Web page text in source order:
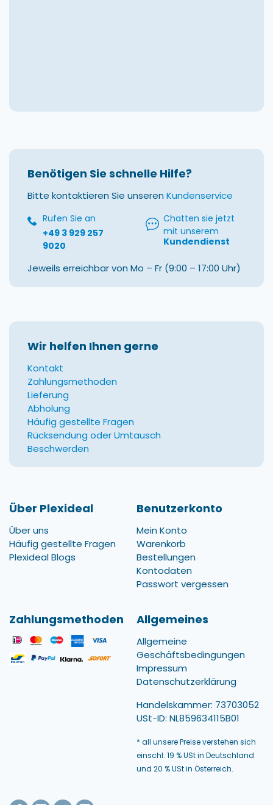
Benötigen Sie schnelle Hilfe?
Bitte kontaktieren Sie unseren Kundenservice
Rufen Sie an
+49 3 929 257
9020
Chatten sie jetzt
mit unserem
Kundendienst
Jeweils erreichbar von Mo – Fr (9:00 – 17:00 Uhr)
Wir helfen Ihnen gerne
Kontakt
Zahlungsmethoden
Lieferung
Abholung
Häufig gestellte Fragen
Rücksendung oder Umtausch
Beschwerden
Über Plexideal
Über uns
Häufig gestellte Fragen
Plexideal Blogs
Benutzerkonto
Mein Konto
Warenkorb
Bestellungen
Kontodaten
Passwort vergessen
Zahlungsmethoden Allgemeines
Allgemeine
Geschäftsbedingungen
Impressum
Datenschutzerklärung
Handelskammer: 73703052
USt-ID: NL859634115B01
* all unsere Preise verstehen sich
einschl. 19 % USt in Deutschland
und 20 % USt in Österreich.